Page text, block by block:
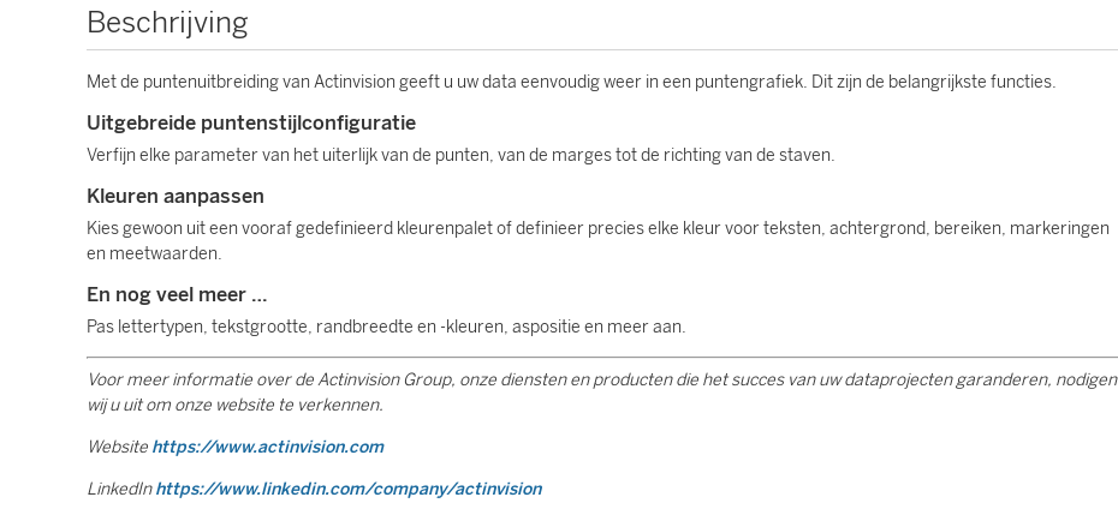
Beschrijving
Met de puntenuitbreiding van Actinvision geeft u uw data eenvoudig weer in een puntengrafiek. Dit zijn de belangrijkste functies.
Uitgebreide puntenstijlconfiguratie
Verfijn elke parameter van het uiterlijk van de punten, van de marges tot de richting van de staven.
Kleuren aanpassen
Kies gewoon uit een vooraf gedefinieerd kleurenpalet of definieer precies elke kleur voor teksten, achtergrond, bereiken, markeringen
en meetwaarden.
En nog veel meer …
Pas lettertypen, tekstgrootte, randbreedte en -kleuren, aspositie en meer aan.
Voor meer informatie over de Actinvision Group, onze diensten en producten die het succes van uw dataprojecten garanderen, nodigen
wij u uit om onze website te verkennen.
Website https://www.actinvision.com
LinkedInhttps://www.linkedin.com/company/actinvision